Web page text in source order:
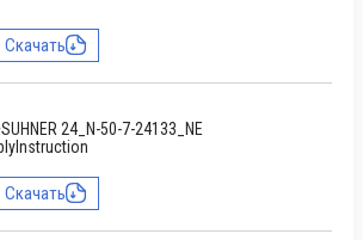
Скачать
24_N-50-7-24133_NE
Скачать